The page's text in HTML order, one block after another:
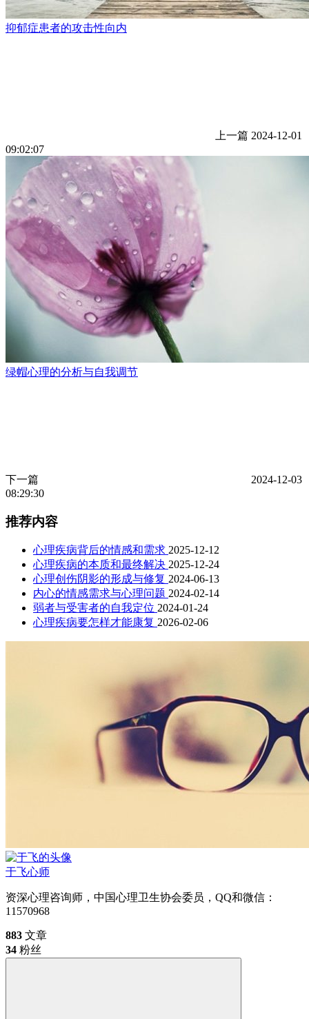
抑郁症患者的攻击性向内
上一篇 2024-12-01
09:02:07
绿帽心理的分析与自我调节
下一篇
2024-12-03
08:29:30
推荐内容
心理疾病背后的情感和需求 2025-12-12
心理疾病的本质和最终解决 2025-12-24
心理创伤阴影的形成与修复 2024-06-13
内心的情感需求与心理问题 2024-02-14
弱者与受害者的自我定位 2024-01-24
心理疾病要怎样才能康复 2026-02-06
于飞心师
资深心理咨询师，中国心理卫生协会委员，QQ和微信：
11570968
883 文章
34 粉丝